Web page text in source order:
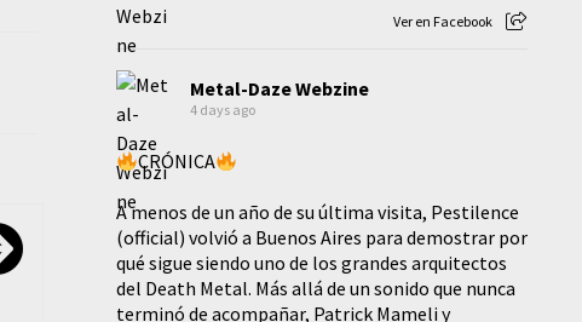
Ver en Facebook
Metal-Daze Webzine
4 days ago
CRÓNICA
A menos de un año de su última visita, Pestilence
(official) volvió a Buenos Aires para demostrar por
qué sigue siendo uno de los grandes arquitectos
del Death Metal. Más allá de un sonido que nunca
terminó de acompañar, Patrick Mameli y